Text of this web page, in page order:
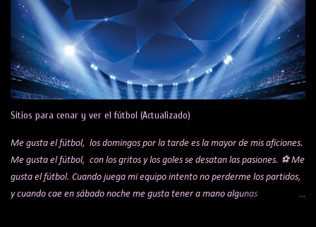
t
a
r
i
o
s
Sitios para cenar y ver el fútbol (Actualizado)
Me gusta el fútbol, los domingos por la tarde es la mayor de mis aficiones.
Me gusta el fútbol, con los gritos y los goles se desatan las pasiones. ⚽ Me
gusta el fútbol. Cuando juega mi equipo intento no perderme los partidos,
y cuando cae en sábado noche me gusta tener a mano algunas